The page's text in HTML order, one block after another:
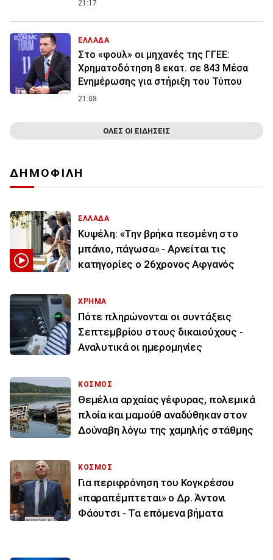
21:17
ΕΛΛΑΔΑ
Στο «φουλ» οι μηχανές της ΓΓΕΕ:
Χρηματοδότηση 8 εκατ. σε 843 Μέσα
Ενημέρωσης για στήριξη του Τύπου
21:08
ΟΛΕΣ ΟΙ ΕΙΔΗΣΕΙΣ
ΔΗΜΟΦΙΛΗ
ΕΛΛΑΔΑ
Κυψέλη: «Την βρήκα πεσμένη στο
μπάνιο, πάγωσα» - Αρνείται τις
κατηγορίες ο 26χρονος Αφγανός
ΧΡΗΜΑ
Πότε πληρώνονται οι συντάξεις
Σεπτεμβρίου στους δικαιούχους -
Αναλυτικά οι ημερομηνίες
ΚΟΣΜΟΣ
Θεμέλια αρχαίας γέφυρας, πολεμικά
πλοία και μαμούθ αναδύθηκαν στον
Δούναβη λόγω της χαμηλής στάθμης
ΚΟΣΜΟΣ
Για περιφρόνηση του Κογκρέσου
«παραπέμπτεται» ο Δρ. Άντονι
Φάουτσι - Τα επόμενα βήματα